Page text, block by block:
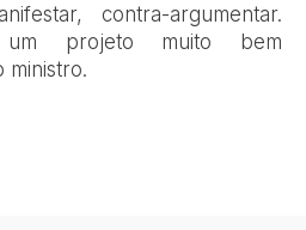
contra-argumentar.
um projeto muito bem
ministro.